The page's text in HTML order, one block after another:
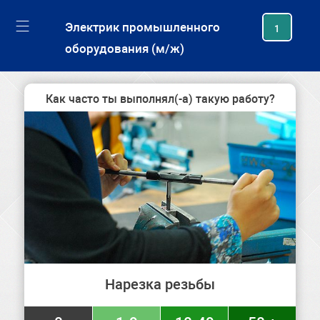
Электрик промышленного
оборудования (м/ж)
1
Как часто ты выполнял(-а) такую работу?
Нарезка резьбы